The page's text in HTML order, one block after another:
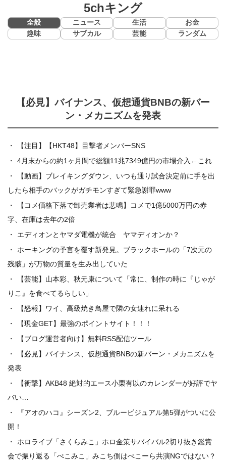
5chキング
全般 ニュース 生活
お金
趣味
サブカル 芸能 ランダム
【必見】バイナンス、仮想通貨BNBの新バー
ン・メカニズムを発表
【注目】【HKT48】目撃者メンバーSNS
4月末からの約1ヶ月間で総額11兆7349億円の市場介入←これ
【動画】ブレイキングダウン、いつも通り試合決定前に手を出
したら相手のバックがガチモンすぎて緊急謝罪www
【コメ価格下落で卸売業者は悲鳴】コメで1億5000万円の赤
字、在庫は去年の2倍
エディオンとヤマダ電機が統合 ヤマディオンか？
ホーキングの予言を覆す新発見。ブラックホールの「7次元の
残骸」が万物の質量を生み出していた
【芸能】山本彩、秋元康について「常に、制作の時に『じゃが
りこ』を食べてるらしい」
【怒報】ワイ、高級焼き鳥屋で隣の女連れに呆れる
【現金GET】最強のポイントサイト！！！
【ブログ運営者向け】無料RSS配信ツール
【必見】バイナンス、仮想通貨BNBの新バーン・メカニズムを
発表
【衝撃】AKB48 絶対的エース小栗有以のカレンダーが好評でヤ
バい…
『アオのハコ』シーズン2、ブルービジュアル第5弾がついに公
開！
ホロライブ「さくらみこ」ホロ金策サバイバル2切り抜き鑑賞
会で振り返る「ぺこみこ」みこち側はぺこーら共演NGではない？